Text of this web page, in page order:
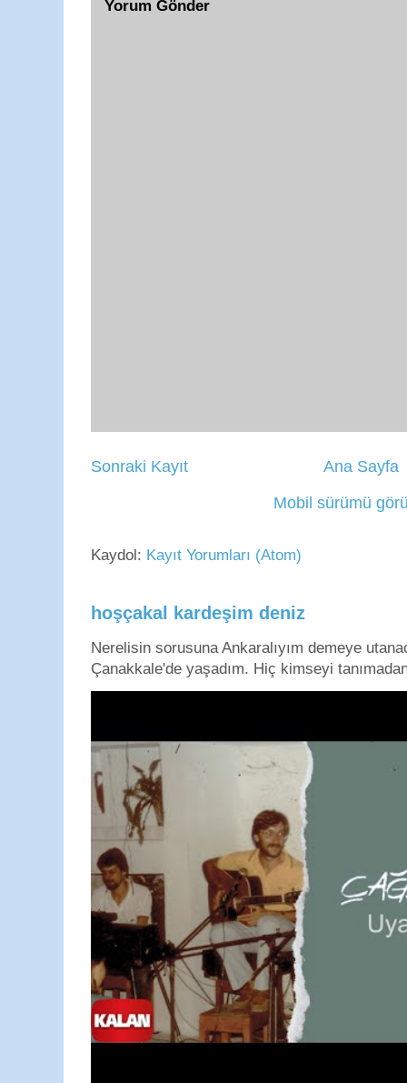
Yorum Gönder
Sonraki Kayıt
Ana Sayfa
Mobil sürümü
Kaydol: Kayıt Yorumları (Atom)
hoşçakal kardeşim deniz
Nerelisin sorusuna Ankaralıyım demeye
Çanakkale'de yaşadım. Hiç kimseyi